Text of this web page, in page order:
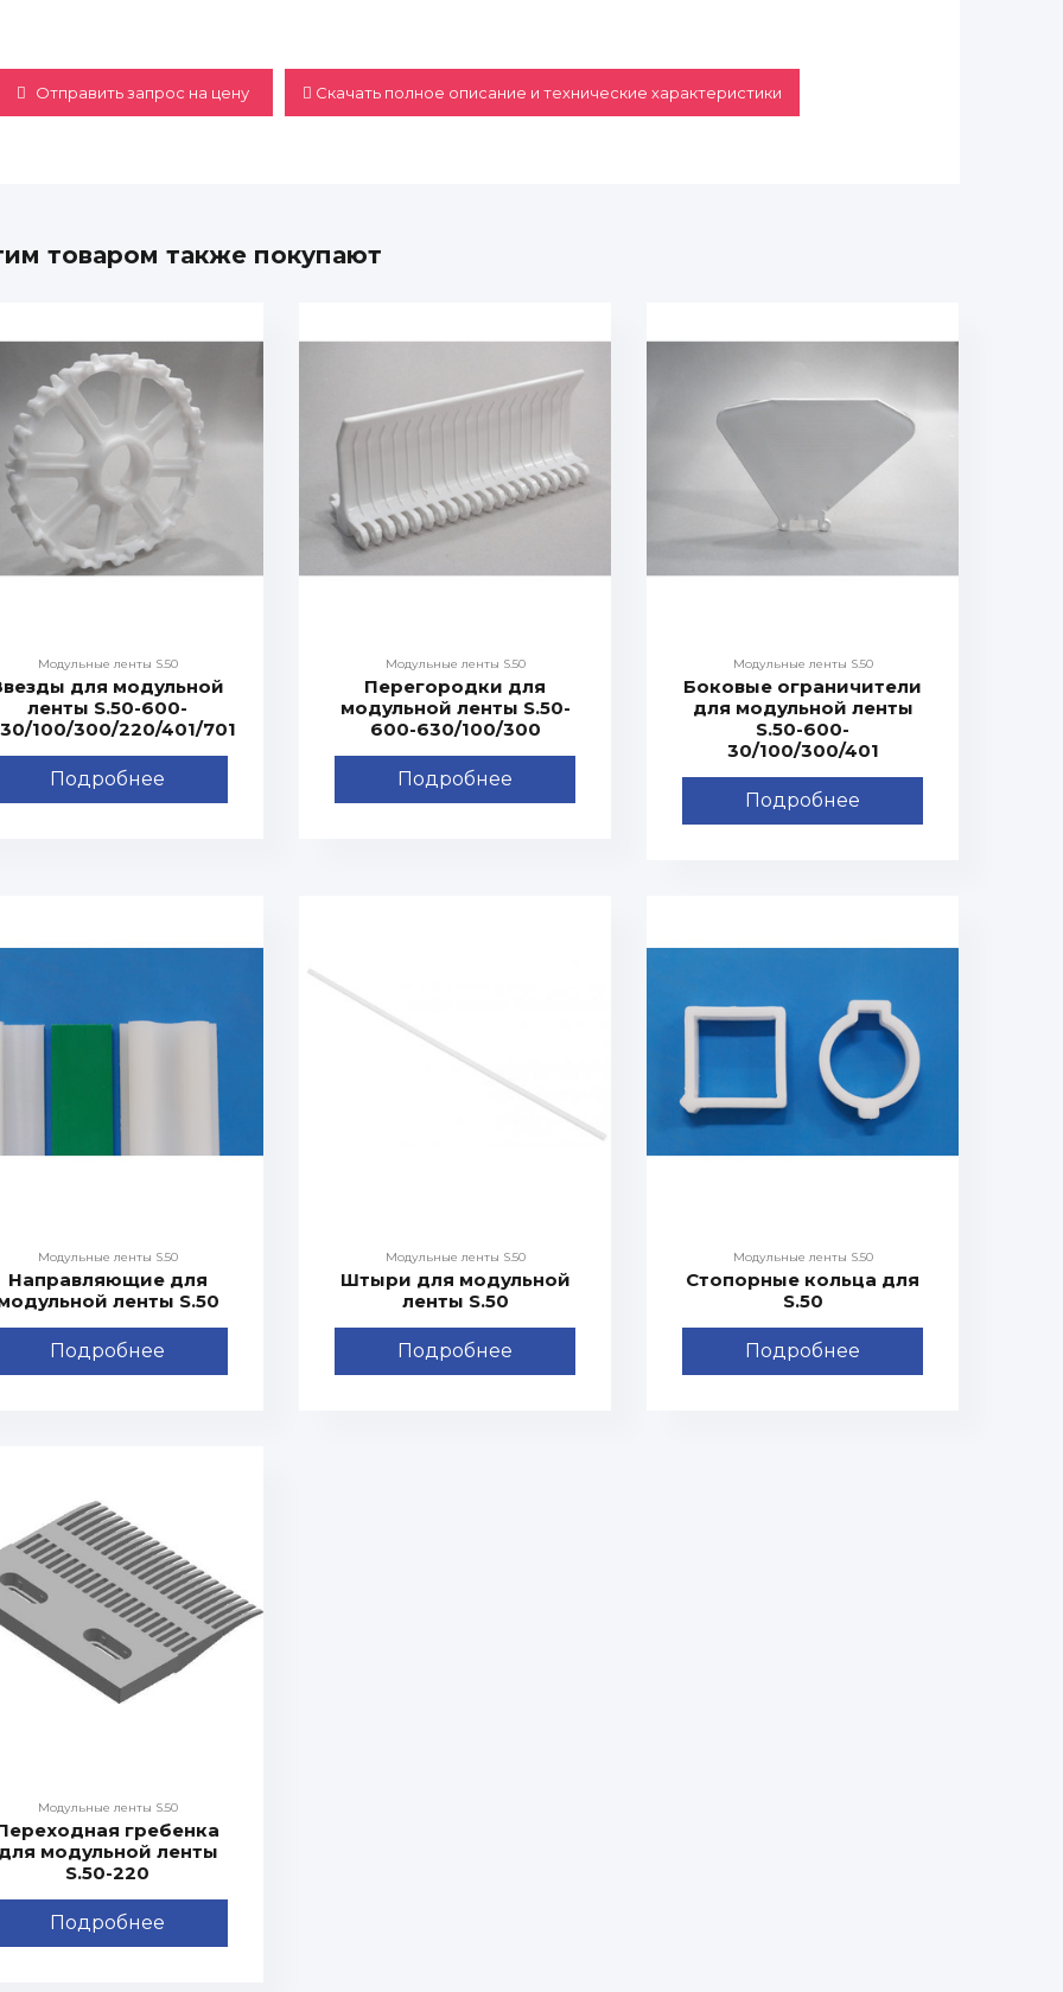
Отправить запрос на цену Скачать полное описание и технические характеристики
товаром также покупают
Модульные ленты S.50
для модульной
ленты S.50-600-
100/300/220/401/701
Подробнее
Модульные ленты S.50
Перегородки для
модульной ленты S.50-
600-630/100/300
Подробнее
Модульные ленты S.50
Боковые ограничители
для модульной ленты
S.50-600-
30/100/300/401
Подробнее
Модульные ленты S.50
Направляющие для
ленты S.50
Подробнее
Модульные ленты S.50
Штыри для модульной
ленты S.50
Подробнее
Модульные ленты S.50
Стопорные кольца для
S.50
Подробнее
Модульные ленты S.50
гребенка
модульной ленты
S.50-220
Подробнее